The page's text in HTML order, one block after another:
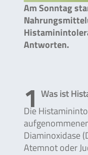
Am Sonntag
Antworten.
1 Was ist
Die
Diaminoxidase
Atemnot oder